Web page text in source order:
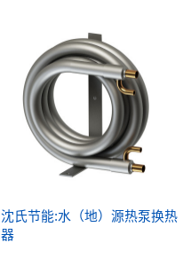
沈氏节能:水（地）源热泵换热
器